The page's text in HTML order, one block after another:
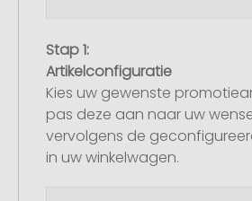
Stap 1:
Artikelconfiguratie
Kies uw gewenste
pas deze aan naar uw
vervolgens de
in uw winkelwagen.